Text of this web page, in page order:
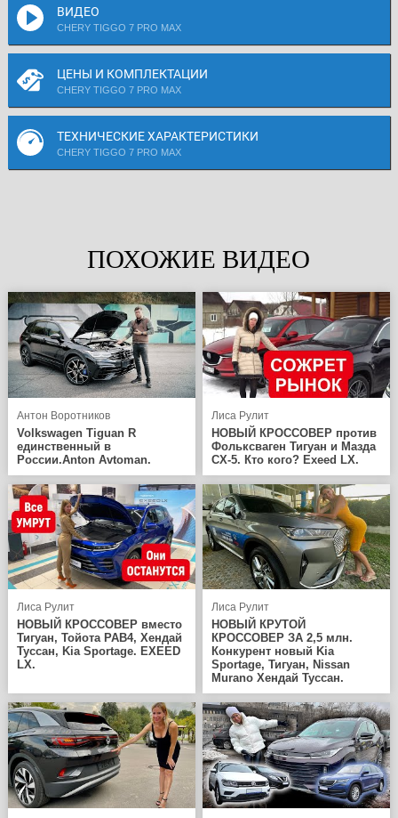
ВИДЕО
CHERY TIGGO 7 PRO MAX
ЦЕНЫ И КОМПЛЕКТАЦИИ
CHERY TIGGO 7 PRO MAX
ТЕХНИЧЕСКИЕ ХАРАКТЕРИСТИКИ
CHERY TIGGO 7 PRO MAX
ПОХОЖИЕ ВИДЕО
Антон Воротников
Volkswagen Tiguan R
единственный в
России.Anton Avtoman.
Лиса Рулит
НОВЫЙ КРОССОВЕР против
Фольксваген Тигуан и Мазда
CX-5. Кто кого? Exeed LX.
Лиса Рулит
НОВЫЙ КРОССОВЕР вместо
Тигуан, Тойота РАВ4, Хендай
Туссан, Kia Sportage. EXEED
LX.
Лиса Рулит
НОВЫЙ КРУТОЙ
КРОССОВЕР ЗА 2,5 млн.
Конкурент новый Kia
Sportage, Тигуан, Nissan
Murano Хендай Туссан.